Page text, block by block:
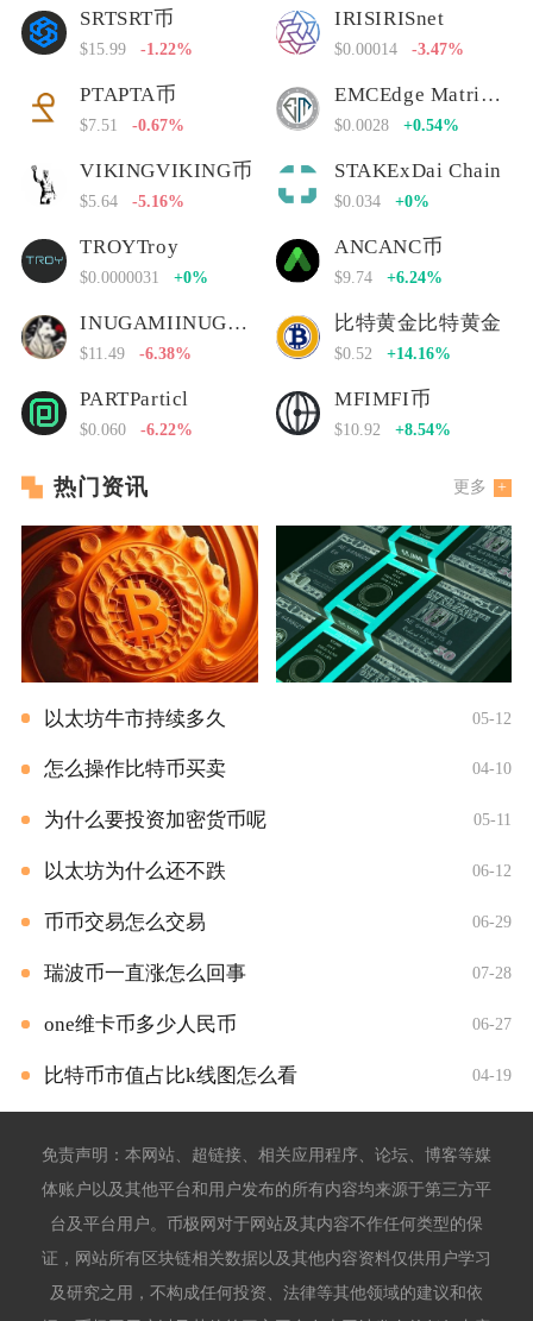
SRTSRT币
$15.99 -1.22%
IRISIRISnet
$0.00014 -3.47%
PTAPTA币
$7.51 -0.67%
EMCEdge Matrix Chain
$0.0028 +0.54%
VIKINGVIKING币
$5.64 -5.16%
STAKExDai Chain
$0.034 +0%
TROYTroy
$0.0000031 +0%
ANCANC币
$9.74 +6.24%
INUGAMIINUGAMI币
$11.49 -6.38%
比特黄金比特黄金
$0.52 +14.16%
PARTParticl
$0.060 -6.22%
MFIMFI币
$10.92 +8.54%
热门资讯 更多
以太坊牛市持续多久 05-12
怎么操作比特币买卖 04-10
为什么要投资加密货币呢 05-11
以太坊为什么还不跌 06-12
币币交易怎么交易 06-29
瑞波币一直涨怎么回事 07-28
one维卡币多少人民币 06-27
比特币市值占比k线图怎么看 04-19
免责声明：本网站、超链接、相关应用程序、论坛、博客等媒
体账户以及其他平台和用户发布的所有内容均来源于第三方平
台及平台用户。币极网对于网站及其内容不作任何类型的保
证，网站所有区块链相关数据以及其他内容资料仅供用户学习
及研究之用，不构成任何投资、法律等其他领域的建议和依